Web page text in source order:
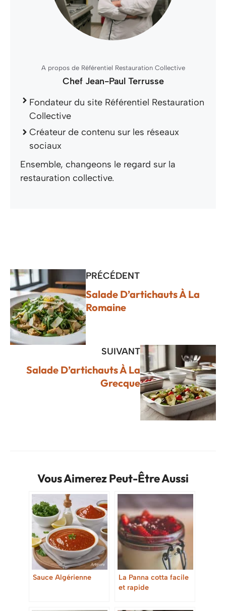
A propos de Référentiel Restauration Collective
Chef Jean-Paul Terrusse
Fondateur du site Référentiel Restauration
Collective
Créateur de contenu sur les réseaux
sociaux
Ensemble, changeons le regard sur la
restauration collective.
PRÉCÉDENT
Salade D’artichauts À La
Romaine
SUIVANT
Salade D’artichauts À La
Grecque
Vous Aimerez Peut-Être Aussi
Sauce Algérienne
La Panna cotta facile
et rapide